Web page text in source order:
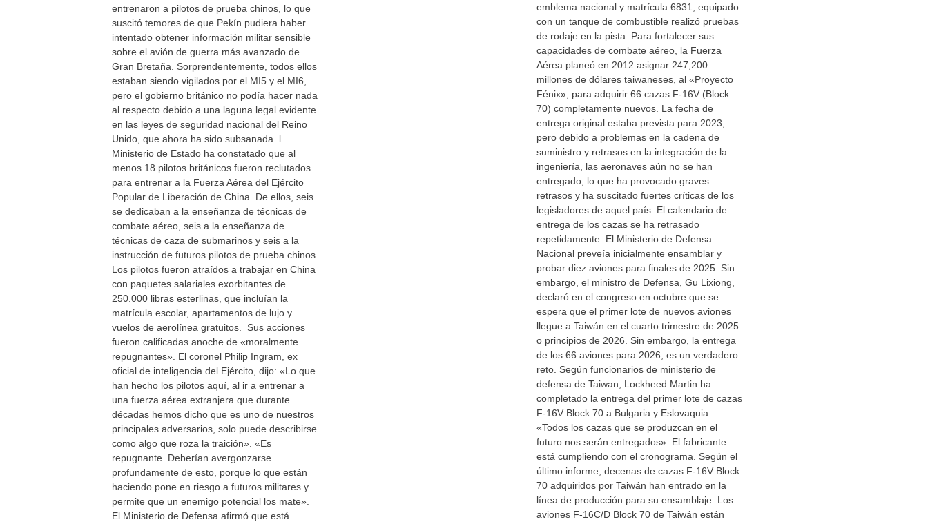
entrenaron a pilotos de prueba chinos, lo que
suscitó temores de que Pekín pudiera haber
intentado obtener información militar sensible
sobre el avión de guerra más avanzado de
Gran Bretaña. Sorprendentemente, todos ellos
estaban siendo vigilados por el MI5 y el MI6,
pero el gobierno británico no podía hacer nada
al respecto debido a una laguna legal evidente
en las leyes de seguridad nacional del Reino
Unido, que ahora ha sido subsanada. l
Ministerio de Estado ha constatado que al
menos 18 pilotos británicos fueron reclutados
para entrenar a la Fuerza Aérea del Ejército
Popular de Liberación de China. De ellos, seis
se dedicaban a la enseñanza de técnicas de
combate aéreo, seis a la enseñanza de
técnicas de caza de submarinos y seis a la
instrucción de futuros pilotos de prueba chinos.
Los pilotos fueron atraídos a trabajar en China
con paquetes salariales exorbitantes de
250.000 libras esterlinas, que incluían la
matrícula escolar, apartamentos de lujo y
vuelos de aerolínea gratuitos. Sus acciones
fueron calificadas anoche de «moralmente
repugnantes». El coronel Philip Ingram, ex
oficial de inteligencia del Ejército, dijo: «Lo que
han hecho los pilotos aquí, al ir a entrenar a
una fuerza aérea extranjera que durante
décadas hemos dicho que es uno de nuestros
principales adversarios, solo puede describirse
como algo que roza la traición». «Es
repugnante. Deberían avergonzarse
profundamente de esto, porque lo que están
haciendo pone en riesgo a futuros militares y
permite que un enemigo potencial los mate».
El Ministerio de Defensa afirmó que está
emblema nacional y matrícula 6831, equipado
con un tanque de combustible realizó pruebas
de rodaje en la pista. Para fortalecer sus
capacidades de combate aéreo, la Fuerza
Aérea planeó en 2012 asignar 247,200
millones de dólares taiwaneses, al «Proyecto
Fénix», para adquirir 66 cazas F-16V (Block
70) completamente nuevos. La fecha de
entrega original estaba prevista para 2023,
pero debido a problemas en la cadena de
suministro y retrasos en la integración de la
ingeniería, las aeronaves aún no se han
entregado, lo que ha provocado graves
retrasos y ha suscitado fuertes críticas de los
legisladores de aquel país. El calendario de
entrega de los cazas se ha retrasado
repetidamente. El Ministerio de Defensa
Nacional preveía inicialmente ensamblar y
probar diez aviones para finales de 2025. Sin
embargo, el ministro de Defensa, Gu Lixiong,
declaró en el congreso en octubre que se
espera que el primer lote de nuevos aviones
llegue a Taiwán en el cuarto trimestre de 2025
o principios de 2026. Sin embargo, la entrega
de los 66 aviones para 2026, es un verdadero
reto. Según funcionarios de ministerio de
defensa de Taiwan, Lockheed Martin ha
completado la entrega del primer lote de cazas
F-16V Block 70 a Bulgaria y Eslovaquia.
«Todos los cazas que se produzcan en el
futuro nos serán entregados». El fabricante
está cumpliendo con el cronograma. Según el
último informe, decenas de cazas F-16V Block
70 adquiridos por Taiwán han entrado en la
línea de producción para su ensamblaje. Los
aviones F-16C/D Block 70 de Taiwán están